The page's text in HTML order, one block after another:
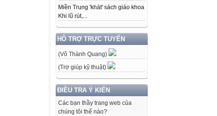
Miền Trung 'khát' sách giáo khoa
Khi lũ rút,...
HỖ TRỢ TRỰC TUYẾN
(Võ Thành Quang)
(Trợ giúp kỹ thuật)
ĐIỀU TRA Ý KIẾN
Các bạn thầy trang web của
chúng tôi thế nào?